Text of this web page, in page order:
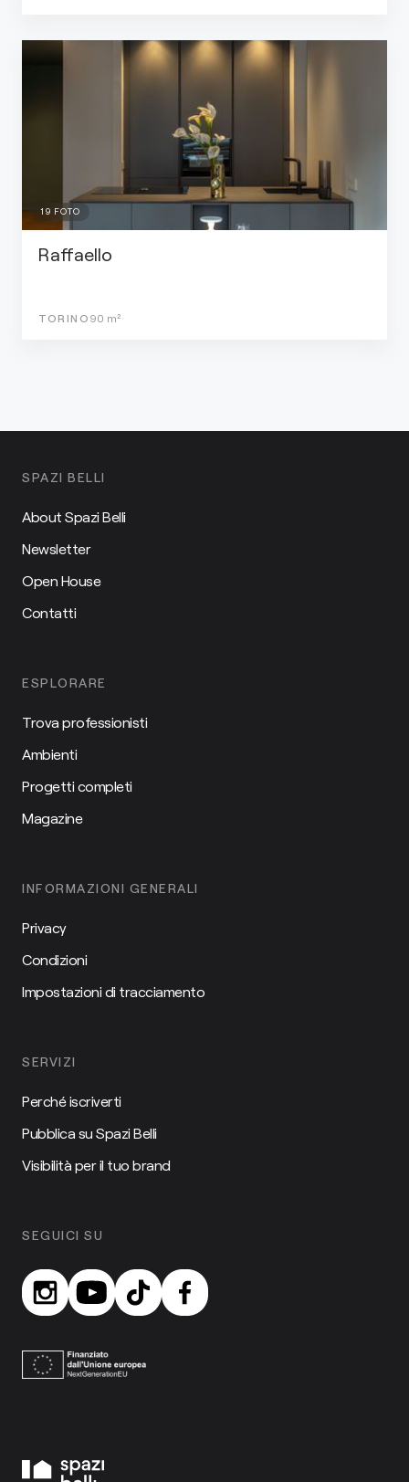
19 FOTO
Raffaello
TORINO 90 m²
SPAZI BELLI
About Spazi Belli
Newsletter
Open House
Contatti
ESPLORARE
Trova professionisti
Ambienti
Progetti completi
Magazine
INFORMAZIONI GENERALI
Privacy
Condizioni
Impostazioni di tracciamento
SERVIZI
Perché iscriverti
Pubblica su Spazi Belli
Visibilità per il tuo brand
SEGUICI SU